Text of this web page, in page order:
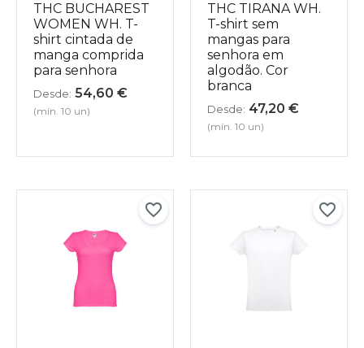
THC BUCHAREST
WOMEN WH. T-
shirt cintada de
manga comprida
para senhora
Desde: 54,60 €
(mín. 10 un)
THC TIRANA WH.
T-shirt sem
mangas para
senhora em
algodão. Cor
branca
Desde: 47,20 €
(mín. 10 un)